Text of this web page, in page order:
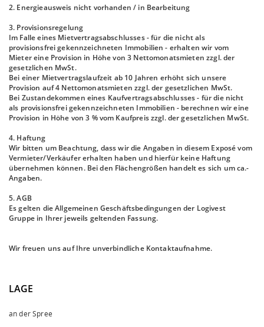
2. Energieausweis nicht vorhanden / in Bearbeitung
3. Provisionsregelung
Im Falle eines Mietvertragsabschlusses - für die nicht als
provisionsfrei gekennzeichneten Immobilien - erhalten wir vom
Mieter eine Provision in Höhe von 3 Nettomonatsmieten zzgl. der
gesetzlichen MwSt.
Bei einer Mietvertragslaufzeit ab 10 Jahren erhöht sich unsere
Provision auf 4 Nettomonatsmieten zzgl. der gesetzlichen MwSt.
Bei Zustandekommen eines Kaufvertragsabschlusses - für die nicht
als provisionsfrei gekennzeichneten Immobilien - berechnen wir eine
Provision in Höhe von 3 % vom Kaufpreis zzgl. der gesetzlichen MwSt.
4. Haftung
Wir bitten um Beachtung, dass wir die Angaben in diesem Exposé vom
Vermieter/Verkäufer erhalten haben und hierfür keine Haftung
übernehmen können. Bei den Flächengrößen handelt es sich um ca.-
Angaben.
5. AGB
Es gelten die Allgemeinen Geschäftsbedingungen der Logivest
Gruppe in Ihrer jeweils geltenden Fassung.
Wir freuen uns auf Ihre unverbindliche Kontaktaufnahme.
LAGE
an der Spree